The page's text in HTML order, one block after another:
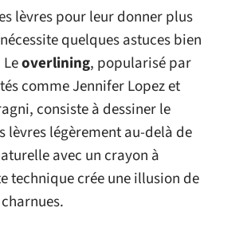
lèvres pour leur donner plus
quelques astuces bien
overlining, popularisé par
comme Jennifer Lopez et
consiste à dessiner le
lèvres légèrement au-delà de
avec un crayon à
technique crée une illusion de